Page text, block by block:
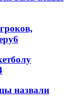
6
назвали